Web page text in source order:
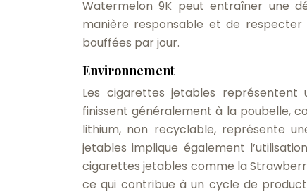
Watermelon 9K peut entraîner une
manière responsable et de
bouffées par jour.
Environnement
Les cigarettes jetables représentent
finissent généralement à la poubelle,
lithium, non recyclable, représente
jetables implique également
cigarettes jetables comme la
ce qui contribue à un cycle de